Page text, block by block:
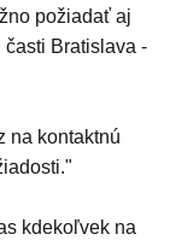
požiadať aj
Bratislava -
na kontaktnú
kdekoľvek na